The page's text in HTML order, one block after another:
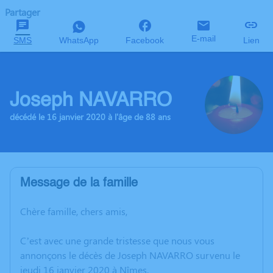
Partager
SMS WhatsApp Facebook E-mail Lien
Joseph NAVARRO
décédé le 16 janvier 2020 à l'âge de 88 ans
Message de la famille
Chère famille, chers amis,
C’est avec une grande tristesse que nous vous
annonçons le décès de Joseph NAVARRO survenu le
jeudi 16 janvier 2020 à Nîmes.